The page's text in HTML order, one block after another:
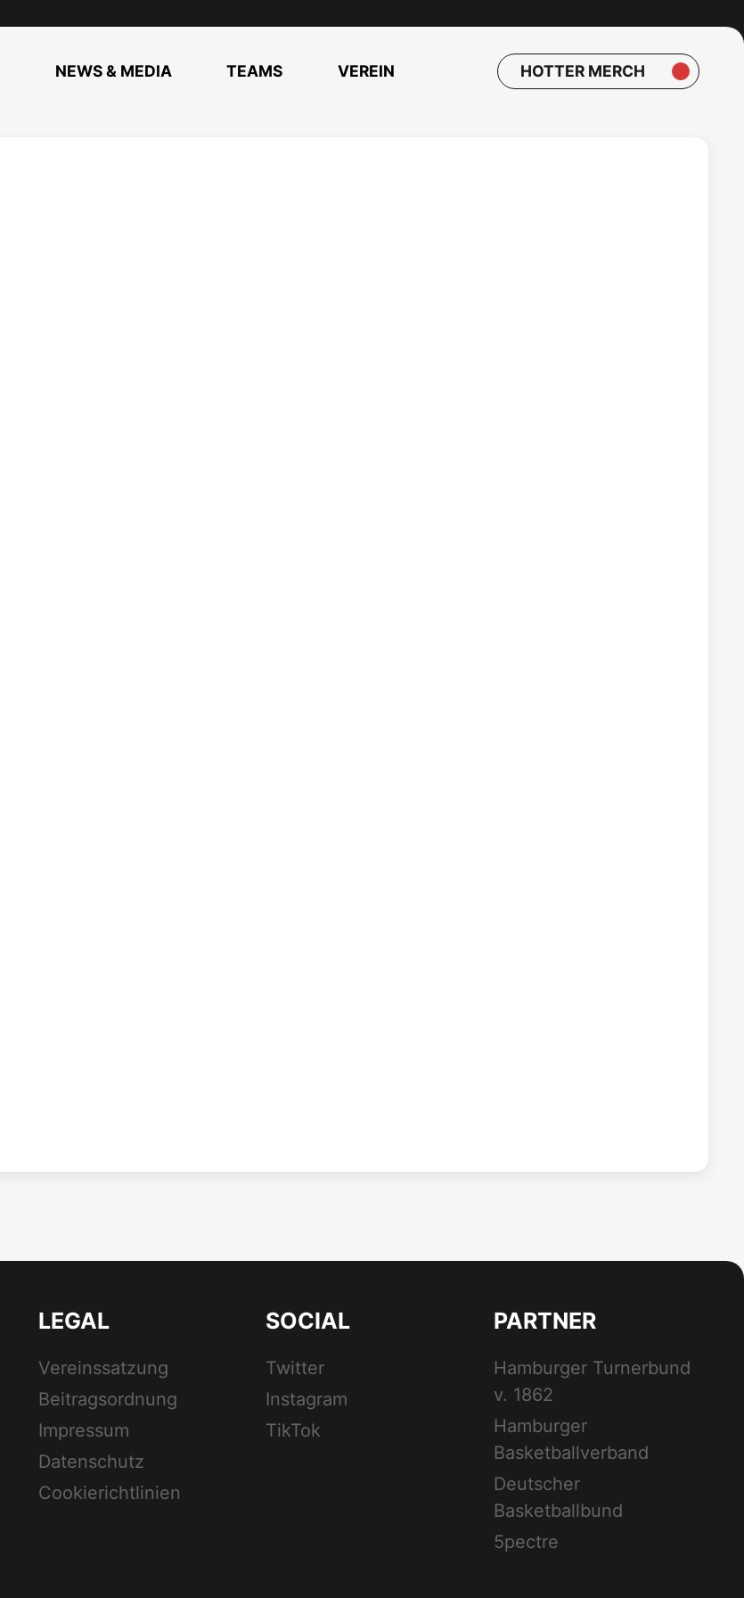
NEWS & MEDIA TEAMS VEREIN HOTTER MERCH
LEGAL
Vereinssatzung
Beitragsordnung
Impressum
Datenschutz
Cookierichtlinien
SOCIAL
Twitter
Instagram
TikTok
PARTNER
Hamburger Turnerbund
v. 1862
Hamburger
Basketballverband
Deutscher
Basketballbund
5pectre